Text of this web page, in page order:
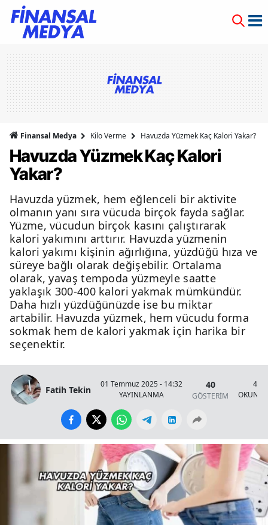
Finansal Medya Kilo Verme Havuzda Yüzmek Kaç Kalori Yakar?
Havuzda Yüzmek Kaç Kalori
Yakar?
Havuzda yüzmek, hem eğlenceli bir aktivite
olmanın yanı sıra vücuda birçok fayda sağlar.
Yüzme, vücudun birçok kasını çalıştırarak
kalori yakımını arttırır. Havuzda yüzmenin
kalori yakımı kişinin ağırlığına, yüzdüğü hıza ve
süreye bağlı olarak değişebilir. Ortalama
olarak, yavaş tempoda yüzmeyle saatte
yaklaşık 300-400 kalori yakmak mümkündür.
Daha hızlı yüzdüğünüzde ise bu miktar
artabilir. Havuzda yüzmek, hem vücudu forma
sokmak hem de kalori yakmak için harika bir
seçenektir.
Fatih Tekin
01 Temmuz 2025 - 14:32
YAYINLANMA
40
GÖSTERİM
4